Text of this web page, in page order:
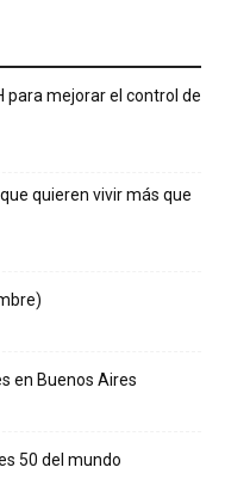
para mejorar el control de
quieren vivir más que
en Buenos Aires
50 del mundo